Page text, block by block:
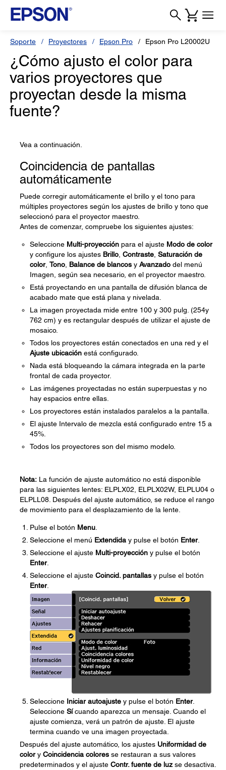
Soporte Proyectores Epson Pro Epson Pro L20002U
¿Cómo ajusto el color para
varios proyectores que
proyectan desde la misma
fuente?
Vea a continuación.
Coincidencia de pantallas
automáticamente
Puede corregir automáticamente el brillo y el tono para
múltiples proyectores según los ajustes de brillo y tono que
seleccionó para el proyector maestro.
Antes de comenzar, compruebe los siguientes ajustes:
Seleccione Multi-proyección para el ajuste Modo de color
y configure los ajustes Brillo Contraste Saturación de
color, Tono Balance de blancos y Avanzado del menú
Imagen, según sea necesario, en el proyector maestro.
Está proyectando en una pantalla de difusión blanca de
acabado mate que está plana y nivelada.
La imagen proyectada mide entre 100 y 300 pulg. (254y
762 cm) y es rectangular después de utilizar el ajuste de
mosaico.
Todos los proyectores están conectados en una red y el
Ajuste ubicación está configurado.
Nada está bloqueando la cámara integrada en la parte
frontal de cada proyector.
Las imágenes proyectadas no están superpuestas y no
hay espacios entre ellas.
Los proyectores están instalados paralelos a la pantalla.
El ajuste Intervalo de mezcla está configurado entre 15 a
45%.
Todos los proyectores son del mismo modelo.
Nota: La función de ajuste automático no está disponible
para las siguientes lentes: ELPLX02, ELPLX02W, ELPLU04 o
ELPLL08. Después del ajuste automático, se reduce el rango
de movimiento para el desplazamiento de la lente.
Pulse el botón Menu
Seleccione el menú Extendida y pulse el botón Enter.
Seleccione el ajuste Multi-proyección y pulse el botón
Enter.
Seleccione el ajuste Coincid. pantallas y pulse el botón
Enter.
Seleccione Iniciar autoajuste y pulse el botón Enter.
Seleccione Sícuando aparezca un mensaje. Cuando el
ajuste comienza, verá un patrón de ajuste. El ajuste
termina cuando ve una imagen proyectada.
Después del ajuste automático, los ajustes Uniformidad de
colory Coincidencia colores se restauran a sus valores
predeterminados y el ajuste Contr. fuente de luz se desactiva.